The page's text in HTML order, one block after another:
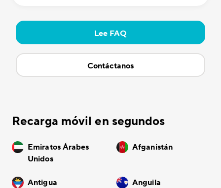
Lee FAQ
Contáctanos
Recarga móvil en segundos
Emiratos Árabes
Unidos
Afganistán
Antigua Anguila